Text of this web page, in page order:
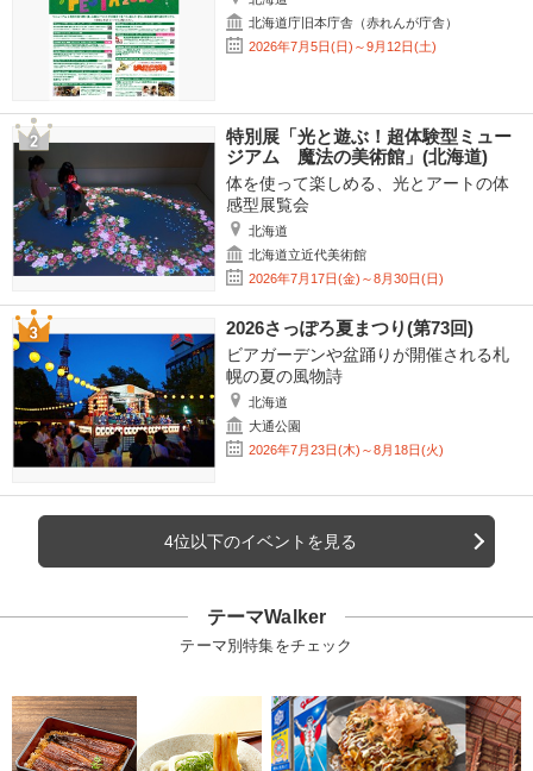
北海道庁旧本庁舎（赤れんが庁舎）
2026年7月5日(日)～9月12日(土)
特別展「光と遊ぶ！超体験型ミュー
ジアム 魔法の美術館」(北海道)
体を使って楽しめる、光とアートの体
感型展覧会
北海道
北海道立近代美術館
2026年7月17日(金)～8月30日(日)
2026さっぽろ夏まつり(第73回)
ビアガーデンや盆踊りが開催される札
幌の夏の風物詩
北海道
大通公園
2026年7月23日(木)～8月18日(火)
4位以下のイベントを見る
テーマWalker
テーマ別特集をチェック